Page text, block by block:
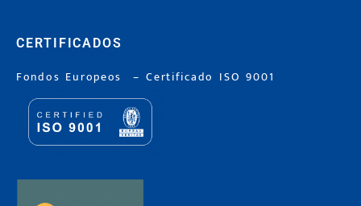
CERTIFICADOS
Fondos Europeos –Certificado ISO 9001